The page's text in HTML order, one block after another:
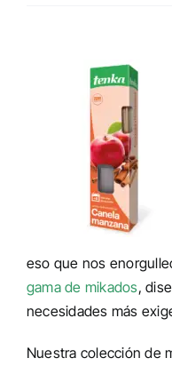
eso que nos
gama de mikados,
necesidades más
Nuestra colección de